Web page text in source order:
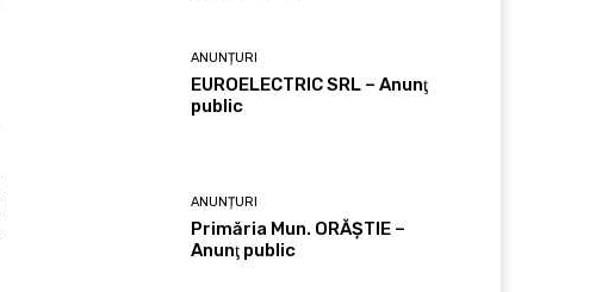
ANUNȚURI
EUROELECTRIC SRL – Anunţ
public
ANUNȚURI
Primăria Mun. ORĂȘTIE –
Anunţ public